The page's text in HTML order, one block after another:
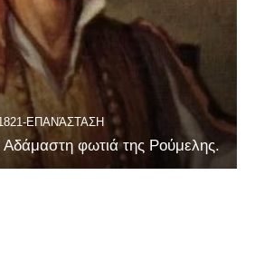
ΕΠΑΝΆΣΤΑΣΗ
φωτιά της Ρούμελης.